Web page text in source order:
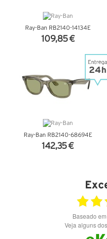
Ray-Ban RB2140-14134E
109,85 €
Ray-Ban RB2140-68694E
142,35 €
Baseado em
Veja alguns